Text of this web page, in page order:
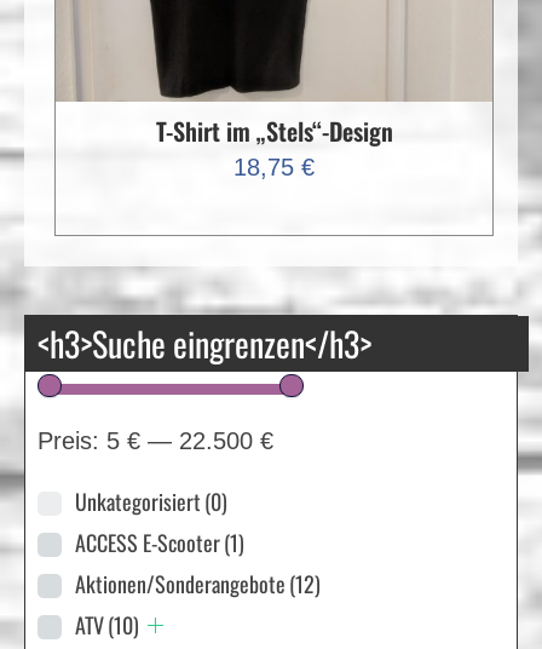
T-Shirt im „Stels“-Design
18,75 €
<h3>Suche eingrenzen</h3>
Preis: 5 € — 22.500 €
Unkategorisiert(0)
ACCESS E-Scooter(1)
Aktionen/Sonderangebote(12)
ATV(10)